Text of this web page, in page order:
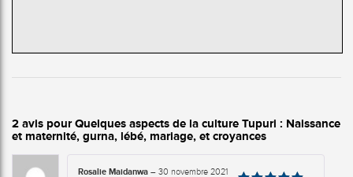
2 avis pourQuelques aspects de la culture Tupuri : Naissance
et maternité, gurna, lébé, mariage, et croyances
Rosalie Maidanwa – 30 novembre 2021